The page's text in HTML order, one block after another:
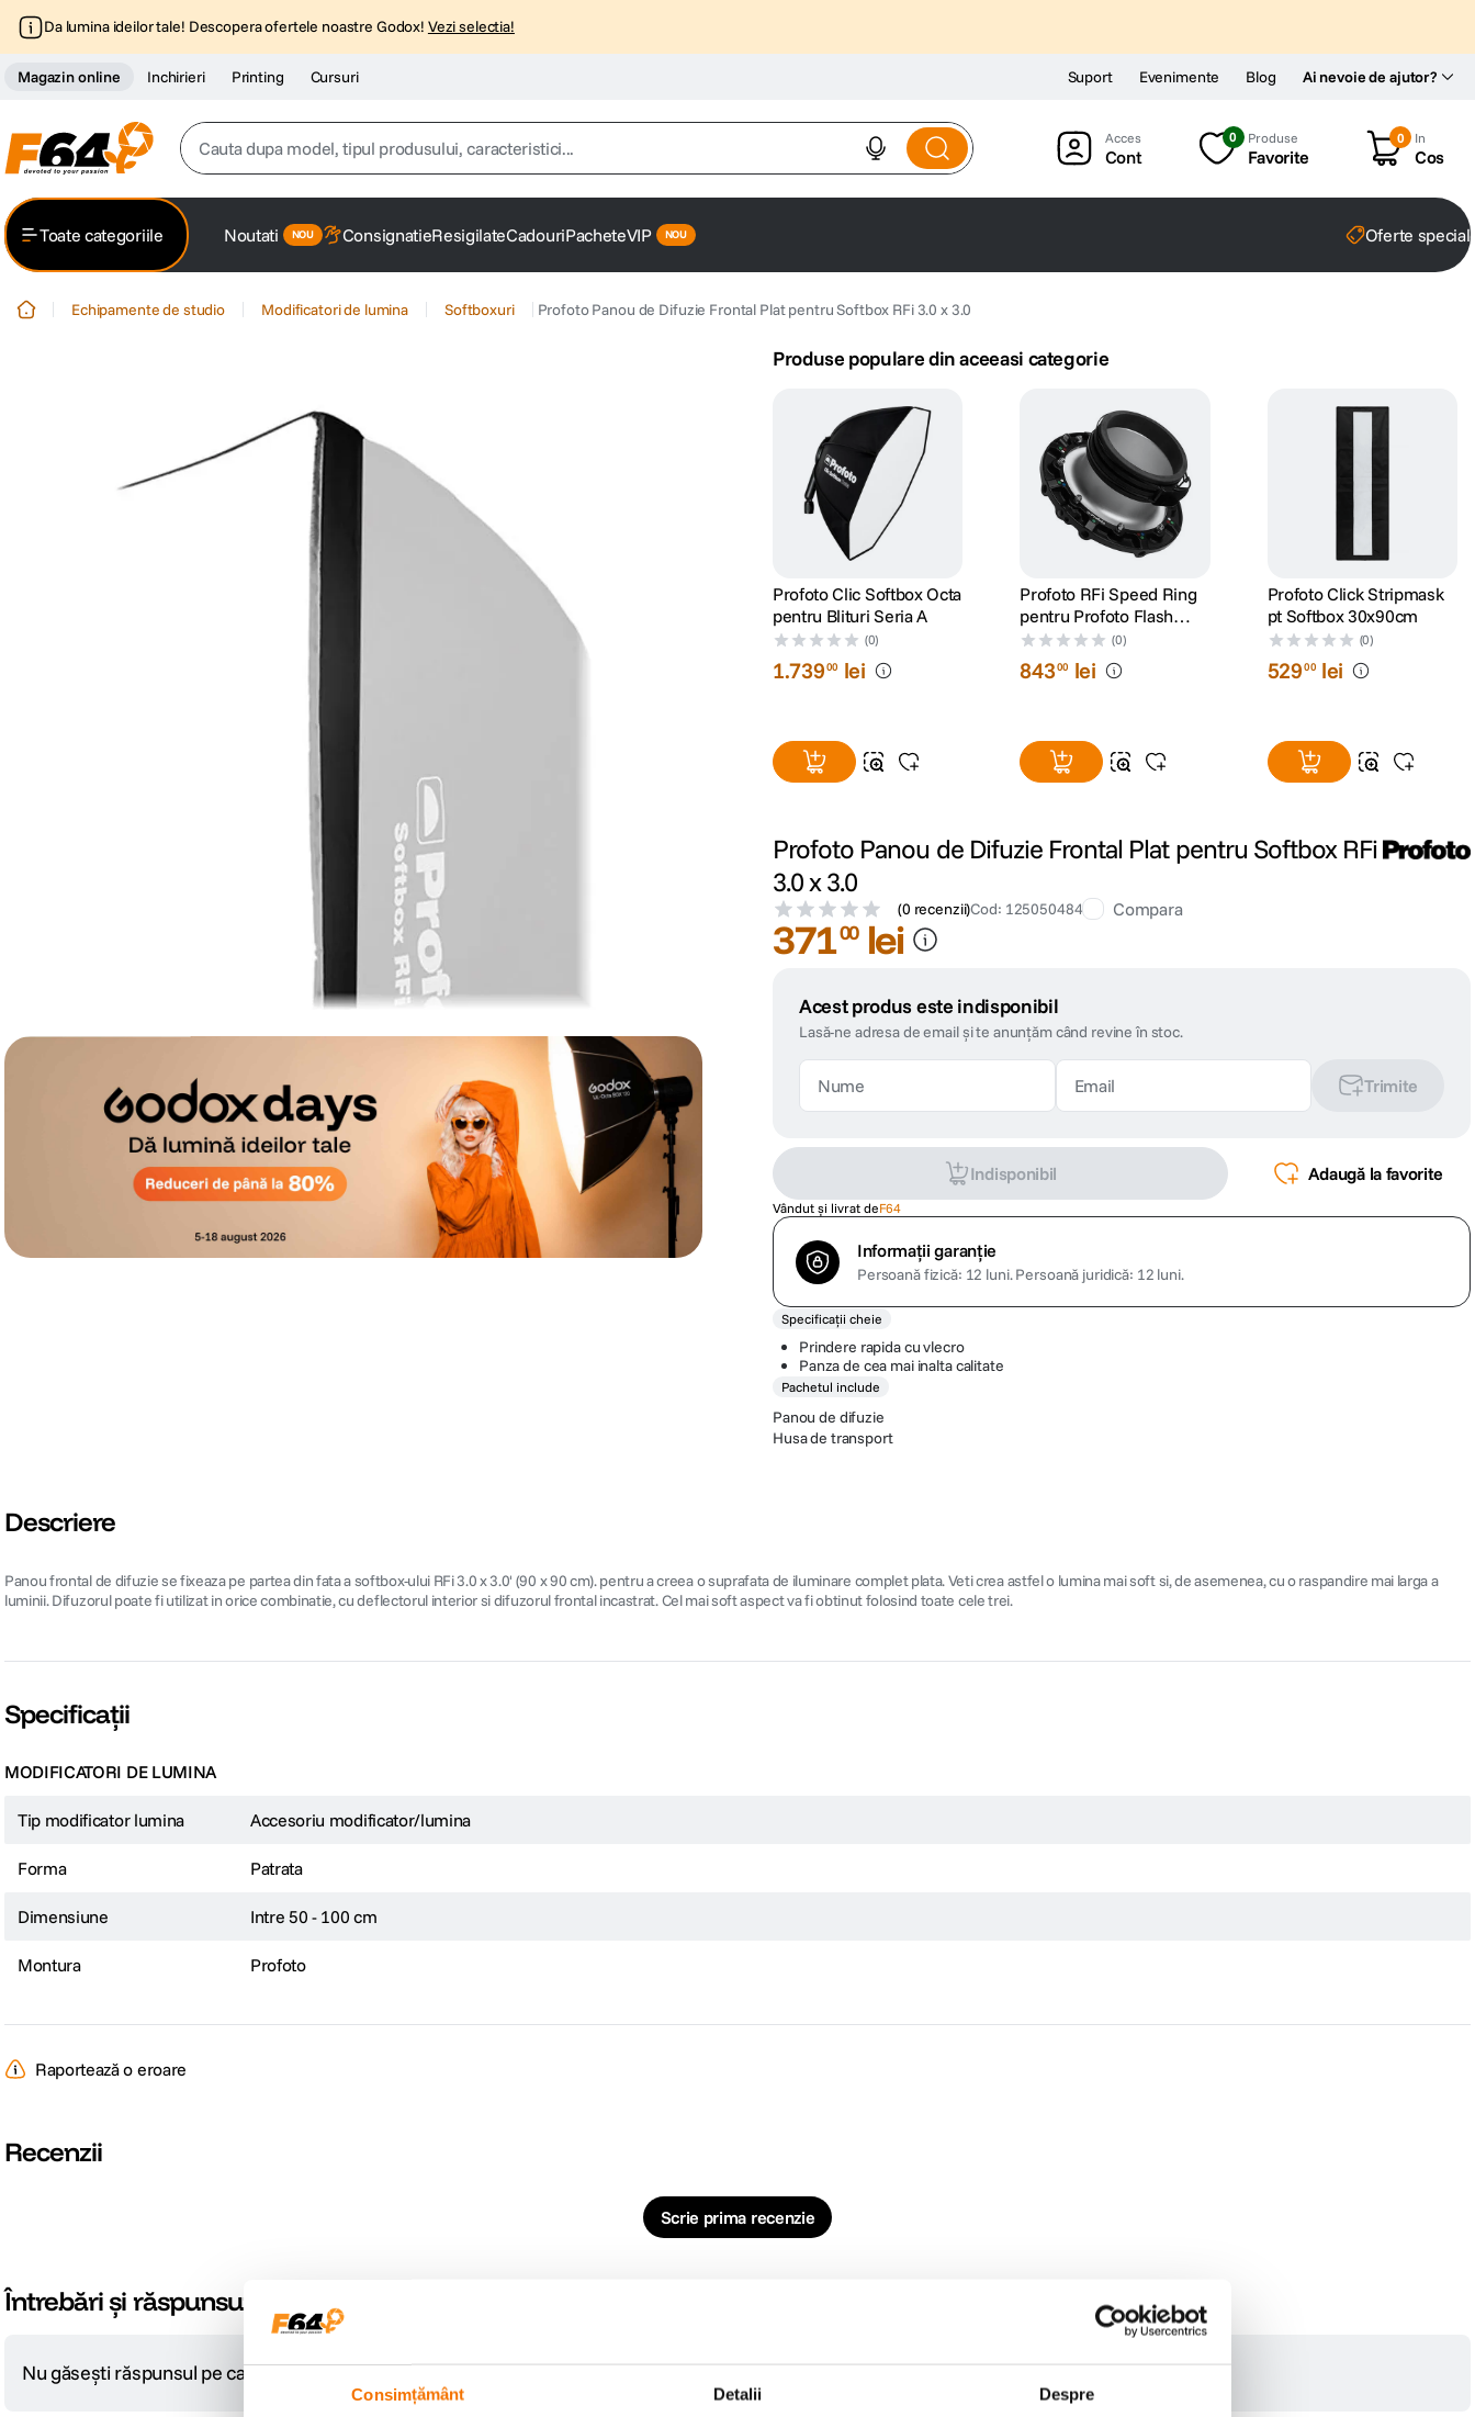
Consimțământ Detalii Despre
Da lumina ideilor tale! Descopera ofertele noastre Godox! Vezi selectia!
Magazin online Inchirieri Printing Cursuri Ai nevoie de ajutor?
Suport Evenimente Blog
Cauta dupa model, tipul produsului, caracteristici...
trepied
peak design
canon sx740 hs
lavaliera
card memorie
dji mic mini
dji osmo
Cont
0 Produse
Favorite
0 In
Cos
Toate categoriile Noutati ConsignatieResigilateCadouriPacheteVIP Oferte
Echipamente de studio Modificatori de lumina Softboxuri Profoto Panou de Difuzie Frontal Plat pentru Softbox RFi 3.0 x 3.0
Produse populare din aceeasi categorie
Profoto Clic Softbox Octa
pentru Blituri Seria A
(0)
1.73900 lei
Profoto RFi Speed Ring
pentru Profoto Flash
Heads
(0)
84300 lei
Profoto Click Stripmask
pt Softbox 30x90cm
(0)
52900 lei
Profoto Panou de Difuzie Frontal Plat pentru Softbox RFi
3.0 x 3.0
(0 recenzii)Cod: 125050484 Compara
37100 lei
Acest produs este indisponibil
Lasă-ne adresa de email și te anunțăm când revine în stoc.
Trimite
Indisponibil Adaugă la favorite
Vândut și livrat deF64
Informații garanție
Persoană fizică: 12 luni.Persoană juridică: 12 luni.
Specificații cheie
Prindere rapida cu vlecro
Panza de cea mai inalta calitate
Pachetul include
Panou de difuzie
Husa de transport
Descriere
Panou frontal de difuzie se fixeaza pe partea din fata a softbox-ului RFi 3.0 x 3.0' (90 x 90 cm). pentru a creea o suprafata de iluminare complet plata. Veti crea astfel o lumina mai soft si, de asemenea, cu o raspandire mai larga a
luminii. Difuzorul poate fi utilizat in orice combinatie, cu deflectorul interior si difuzorul frontal incastrat. Cel mai soft aspect va fi obtinut folosind toate cele trei.
Specificații
MODIFICATORI DE LUMINA
Tip modificator lumina Accesoriu modificator/lumina
Forma Patrata
Dimensiune Intre 50 - 100 cm
Montura Profoto
Raportează o eroare
Recenzii
Scrie prima recenzie
Întrebări și răspunsuri
Nu găsești răspunsul pe care îl cauți?